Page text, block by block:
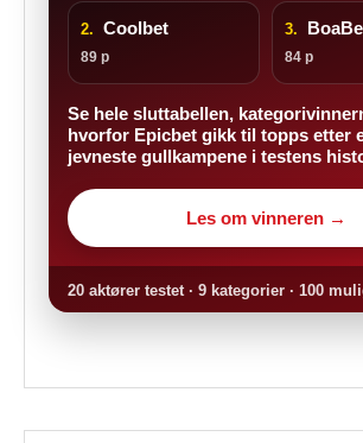
2. Coolbet
89 p
3.
84 p
Se hele sluttabellen,
hvorfor Epicbet gikk til topps etter
jevneste gullkampene i testens
Les om vinneren →
20 aktører testet · 9 kategorier · 100